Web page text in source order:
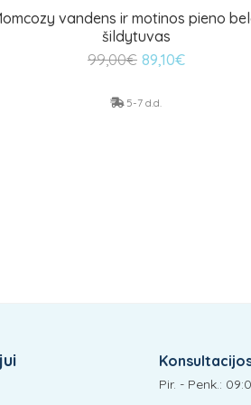
vandens ir motinos pieno
šildytuvas
99,00€ Original
was:
89,10€Current
5-7 d.d.
Pir. - Penk.: